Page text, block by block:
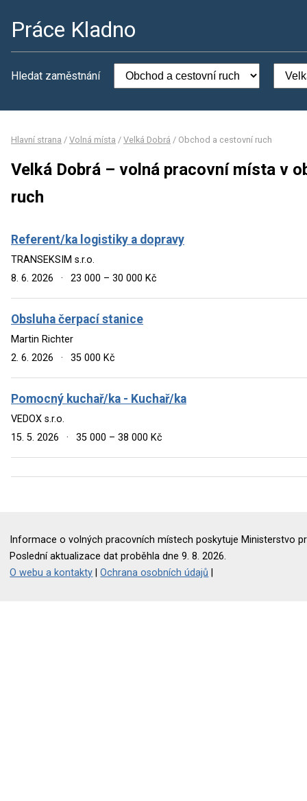
Práce Kladno
Hledat zaměstnání
Hlavní strana / Volná místa / Velká Dobrá / Obchod a cestovní ruch
Velká Dobrá – volná pracovní místa v
ruch
Referent/ka logistiky a dopravy
TRANSEKSIM s.r.o.
8. 6. 2026
· 23 000 – 30 000 Kč
Obsluha čerpací stanice
Martin Richter
2. 6. 2026
· 35 000 Kč
Pomocný kuchař/ka - Kuchař/ka
VEDOX s.r.o.
15. 5. 2026
· 35 000 – 38 000 Kč
Informace o volných pracovních místech poskytuje Ministerstvo
Poslední aktualizace dat proběhla dne 9. 8. 2026.
O webu a kontakty |Ochrana osobních údajů